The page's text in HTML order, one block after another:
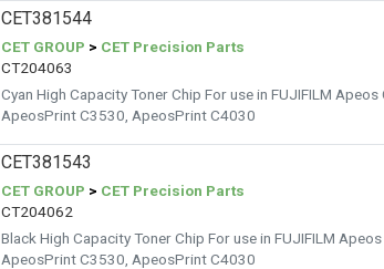
CET381544
CET GROUP > CET Precision Parts
CT204063
Cyan High Capacity Toner Chip For use in FUJIFILM
ApeosPrint C3530, ApeosPrint C4030
CET381543
CET GROUP > CET Precision Parts
CT204062
Black High Capacity Toner Chip For use in FUJIFILM
ApeosPrint C3530, ApeosPrint C4030